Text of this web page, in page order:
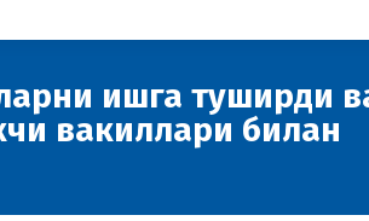
ишга туширди
вакиллари билан